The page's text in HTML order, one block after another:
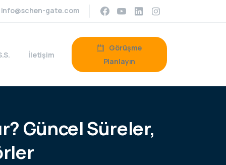
info@schen-gate.com
İletişim
Görüşme
Planlayın
GüncelSüreler,